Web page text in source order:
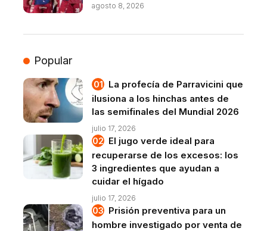
agosto 8, 2026
Popular
La profecía de Parravicini que
ilusiona a los hinchas antes de
las semifinales del Mundial 2026
julio 17, 2026
El jugo verde ideal para
recuperarse de los excesos: los
3 ingredientes que ayudan a
cuidar el hígado
julio 17, 2026
Prisión preventiva para un
hombre investigado por venta de